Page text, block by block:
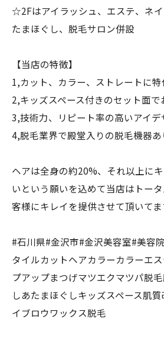
☆2Fはアイラッシュ、エステ、ネ
たまほぐし、脱毛サロン併設
【当店の特徴】
1,カット、カラー、ストレートに
2,キッズスペース付きのセット面
3,技術力、リピート率の高いアイ
4,脱毛業界で殿堂入りの脱毛機器あ
ヘアは全身の約20%、それ以上に
いという願いを込めて当店はトー
客様にキレイを提供させて頂いてま
#石川県#金沢市#金沢美容室#美容
タイルカットヘアカラーカラーエ
プアップまつげマツエクマツパ脱
しあたまほぐしキッズスペース肌
イブロウワックス脱毛